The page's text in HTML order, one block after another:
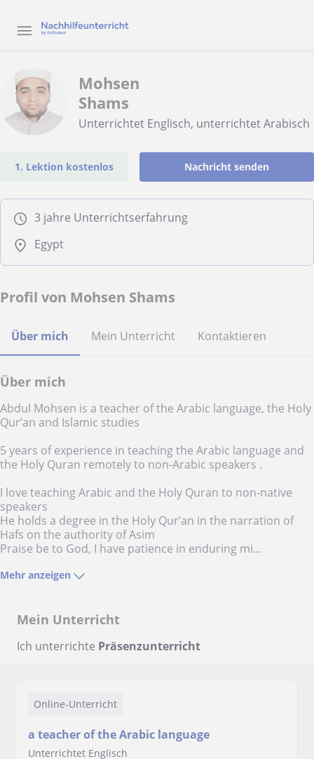
Mohsen
Shams
Unterrichtet Englisch, unterrichtet Arabisch
1. Lektion kostenlos Nachricht senden
3 jahre Unterrichtserfahrung
Egypt
Profil von Mohsen Shams
Über mich Mein Unterricht Kontaktieren
Über mich
Abdul Mohsen is a teacher of the Arabic language, the Holy
Qur’an and Islamic studies
5 years of experience in teaching the Arabic language and
the Holy Quran remotely to non-Arabic speakers .
I love teaching Arabic and the Holy Quran to non-native
speakers
He holds a degree in the Holy Qur’an in the narration of
Hafs on the authority of Asim
Praise be to God, I have patience in enduring mi...
Mehr anzeigen
Mein Unterricht
Ich unterrichte Präsenzunterricht
Online-Unterricht
a teacher of the Arabic language
Unterrichtet Englisch